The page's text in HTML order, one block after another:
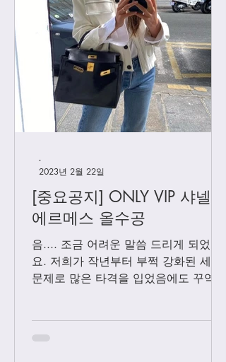
[우버급 생로랑] 칼립소
[중요공지] ONLY VIP 샤넬 +
에르메스 올수공
음.... 조금 어려운 말씀 드리게 되었어
요. 저희가 작년부터 부쩍 강화된 세관
문제로 많은 타격을 입었음에도 꾸역꾸
다. Vip...
-
2023년 2월 22일